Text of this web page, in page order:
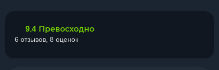
9.4 Превосходно
6 отзывов, 8 оценок